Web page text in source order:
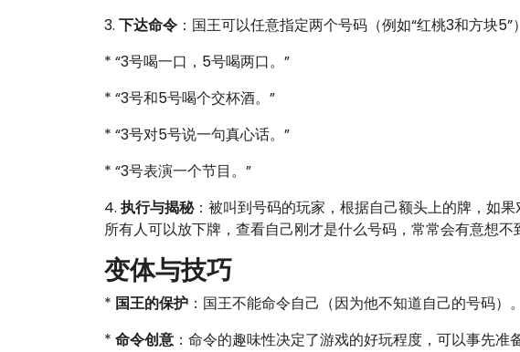
3. 下达命令 ：国王可以任意指定两个号码（例如“红桃3和方块
* “3号喝一口，5号喝两口。”
* “3号和5号喝个交杯酒。”
* “3号对5号说一句真心话。”
* “3号表演一个节目。”
4. 执行与揭秘：被叫到号码的玩家，根据自己额头上的牌，如
所有人可以放下牌，查看自己刚才是什么号码，常常会有意想不
变体与技巧
* 国王的保护 ：国王不能命令自己（因为他不知道自己的号码）。
* 命令创意：命令的趣味性决定了游戏的好玩程度，可以事先准